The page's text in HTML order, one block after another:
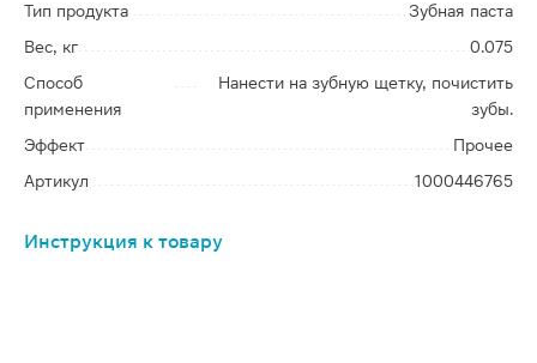
Тип продукта
Зубная паста
Вес, кг
0.075
Способ
применения
Нанести на зубную щетку, почистить
зубы.
Эффект
Прочее
Артикул
1000446765
Инструкция к товару